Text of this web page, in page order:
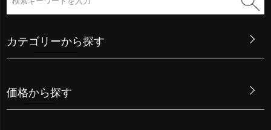
カテゴリーから探す
価格から探す